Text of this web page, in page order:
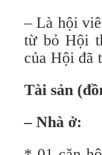
– Là hội
từ bỏ Hội
của Hội đã
Tài sản
– Nhà ở: